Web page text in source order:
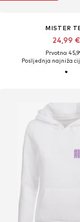
MISTER
24,99 €
Prvotno:
Posljednja najniža